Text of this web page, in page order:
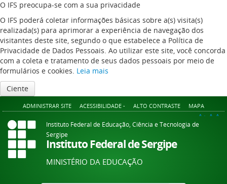
O IFS preocupa-se com a sua privacidade
O IFS poderá coletar informações básicas sobre a(s) visita(s)
realizada(s) para aprimorar a experiência de navegação dos
visitantes deste site, segundo o que estabelece a Política de
Privacidade de Dados Pessoais. Ao utilizar este site, você concorda
com a coleta e tratamento de seus dados pessoais por meio de
formulários e cookies. Leia mais
Ciente
ADMINISTRAR SITE ACESSIBILIDADE - ALTO CONTRASTE MAPA
A+ A A-
Instituto Federal de Educação, Ciência e Tecnologia de
Sergipe
Instituto Federal de Sergipe
MINISTÉRIO DA EDUCAÇÃO